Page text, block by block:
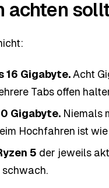
achten
16 Gigabyte.Acht
Tabs offen
Gigabyte.Niemals
Hochfahren ist
5 der jeweils
schwach.